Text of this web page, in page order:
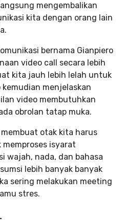
mengembalikan
kita dengan orang lain
bernama Gianpiero
video call secara lebih
kita jauh lebih lelah untuk
kemudian menjelaskan
video membutuhkan
obrolan tatap muka.
otak kita harus
isyarat
wajah, nada, dan bahasa
lebih banyak banyak
sering melakukan meeting
stres.